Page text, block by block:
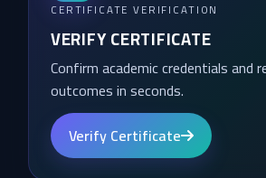
CERTIFICATE VERIFICATION
VERIFY CERTIFICATE
Confirm academic credentials and
outcomes in seconds.
Verify Certificate